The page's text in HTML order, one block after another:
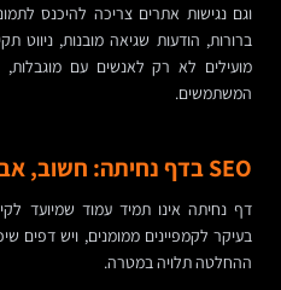
וגם נגישות אתרים צריכה להיכנס
ברורות, הודעות שגיאה מובנות,
מועילים לא רק לאנשים עם
המשתמשים.
SEO בדף נחיתה: חשוב, אבל לא באותה צורה
דף נחיתה אינו תמיד עמוד שמיועד
ההחלטה תלויה במטרה.